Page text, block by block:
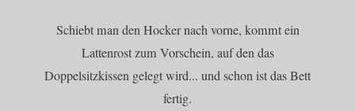
Schiebt man den Hocker nach vorne, kommt ein
Lattenrost zum Vorschein, auf den das
Doppelsitzkissen gelegt wird... und schon ist das Bett
fertig.